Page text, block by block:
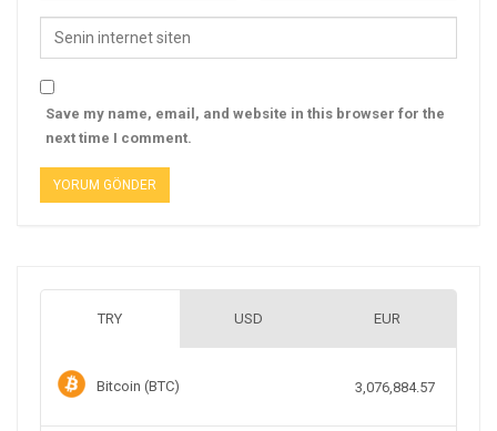
Save my name, email, and website in this browser for the
next time I comment.
TRY USD EUR
Bitcoin (BTC) 3,076,884.57